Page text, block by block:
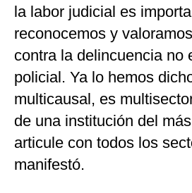
la labor judicial es
reconocemos y
contra la delincuencia no
policial. Ya lo hemos
multicausal, es
de una institución del
articule con todos los
manifestó.